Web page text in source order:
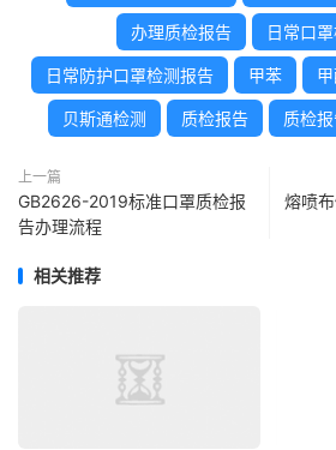
办理质检报告 日常口
日常防护口罩检测报告 甲苯
贝斯通检测 质检报告 质检
上一篇
GB2626-2019标准口罩质检报
告办理流程
熔喷
相关推荐